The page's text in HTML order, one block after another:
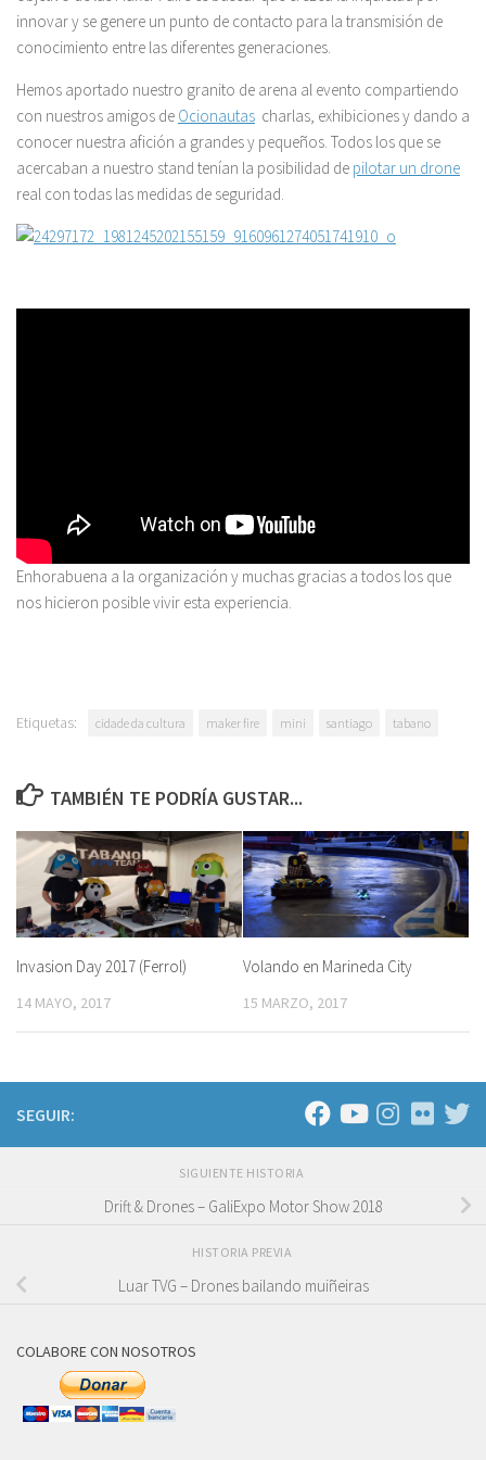
innovar y se genere un punto de contacto para la transmisión de
conocimiento entre las diferentes generaciones.
Hemos aportado nuestro granito de arena al evento compartiendo
con nuestros amigos de Ocionautas charlas, exhibiciones y dando a
conocer nuestra afición a grandes y pequeños. Todos los que se
acercaban a nuestro stand tenían la posibilidad de pilotar un drone
real con todas las medidas de seguridad.
Enhorabuena a la organización y muchas gracias a todos los que
nos hicieron posible vivir esta experiencia.
Etiquetas: cidade da cultura maker fire mini santiago tabano
TAMBIÉN TE PODRÍA GUSTAR...
Invasion Day 2017 (Ferrol)
14 MAYO, 2017
Volando en Marineda City
15 MARZO, 2017
SEGUIR:
SIGUIENTE HISTORIA
Drift & Drones – GaliExpo Motor Show 2018
HISTORIA PREVIA
Luar TVG – Drones bailando muiñeiras
COLABORE CON NOSOTROS